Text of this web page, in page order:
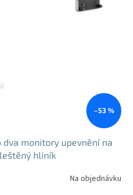
–53 %
monitory upevnění na
hliník
Na objednávku